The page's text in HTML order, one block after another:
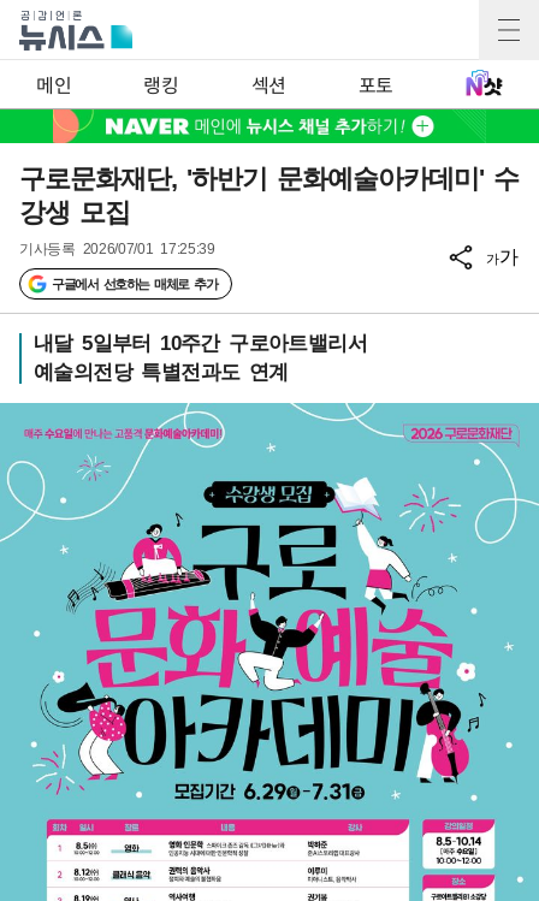
메인 랭킹 섹션 포토
구로문화재단, '하반기 문화예술아카데미' 수
강생 모집
기사등록 2026/07/01 17:25:39
구글에서 선호하는 매체로 추가
가가
내달 5일부터 10주간 구로아트밸리서
예술의전당 특별전과도 연계